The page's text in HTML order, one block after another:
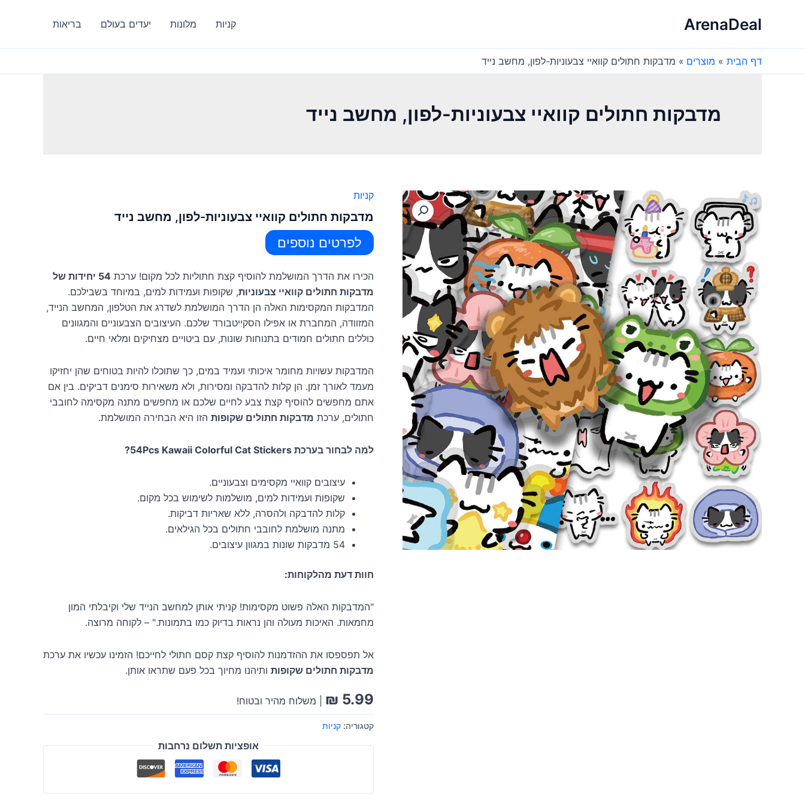
ArenaDeal קניות מלונות יעדים בעולם בריאות
דף הבית מוצרים מדבקות חתולים קוואיי צבעוניות-לפון, מחשב נייד
מדבקות חתולים קוואיי צבעוניות-לפון, מחשב נייד
קניות
מדבקות חתולים קוואיי צבעוניות-לפון, מחשב נייד
לפרטים נוספים
הכירו את הדרך המושלמת להוסיף קצת חתוליות לכל מקום! ערכת
54 יחידות של
מדבקות חתולים קוואיי צבעוניות, שקופות ועמידות למים, במיוחד בשבילכם.
המדבקות המקסימות האלה הן הדרך המושלמת לשדרג את הטלפון, המחשב הנייד,
המזוודה, המחברת או אפילו הסקייטבורד שלכם. העיצובים הצבעוניים והמגוונים
כוללים חתולים חמודים בתנוחות שונות, עם ביטויים מצחיקים ומלאי חיים.
המדבקות עשויות מחומר איכותי ועמיד במים, כך שתוכלו להיות בטוחים שהן יחזיקו
מעמד לאורך זמן. הן קלות להדבקה ומסירות, ולא משאירות סימנים דביקים. בין אם
אתם מחפשים להוסיף קצת צבע לחיים שלכם או מחפשים מתנה מקסימה לחובבי
חתולים, ערכת מדבקות חתולים שקופות הזו היא הבחירה המושלמת.
למה לבחור בערכת 54Pcs Kawaii Colorful Cat Stickers?
עיצובים קוואיי מקסימים וצבעוניים.
שקופות ועמידות למים, מושלמות לשימוש בכל מקום.
קלות להדבקה ולהסרה, ללא שאריות דביקות.
מתנה מושלמת לחובבי חתולים בכל הגילאים.
54 מדבקות שונות במגוון עיצובים.
חוות דעת מהלקוחות:
"המדבקות האלה פשוט מקסימות! קניתי אותן למחשב הנייד שלי וקיבלתי המון
מחמאות. האיכות מעולה והן נראות בדיוק כמו בתמונות." – לקוחה מרוצה.
אל תפספסו את ההזדמנות להוסיף קצת קסם חתולי לחייכם! הזמינו עכשיו את ערכת
מדבקות חתולים שקופות ותיהנו מחיוך בכל פעם שתראו אותן.
₪ 5.99 | משלוח מהיר ובטוח!
קטגוריה: קניות
אופציות תשלום נרחבות